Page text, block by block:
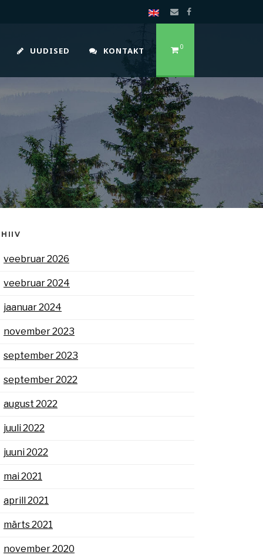
UUDISED KONTAKT 0
veebruar 2026
veebruar 2024
jaanuar 2024
november 2023
september 2023
september 2022
august 2022
juuli 2022
juuni 2022
mai 2021
aprill 2021
märts 2021
november 2020